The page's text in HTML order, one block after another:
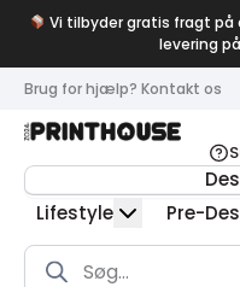
Vi tilbyder gratis fragt på
levering
Brug for hjælp? Kontakt os
Lifestyle
Pre-
Products
search